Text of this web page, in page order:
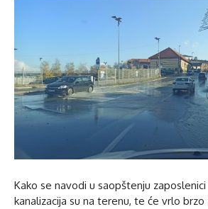
Kako se navodi u saopštenju zaposlenici
kanalizacija su na terenu, te će vrlo brzo